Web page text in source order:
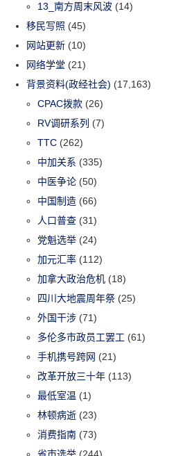
13_南方周末风波 (14)
移民写照 (45)
网站更新 (10)
网络学堂 (21)
背景资料(政经社会) (17,163)
CPAC拨款 (26)
RV调研系列 (7)
TTC (262)
中加关系 (335)
中医争论 (50)
中国制造 (66)
人口普查 (31)
党魁选举 (24)
加元汇率 (112)
加拿大政治危机 (18)
四川大地震周年祭 (25)
外国干涉 (71)
多伦多市政员工罢工 (61)
手机携号跨网 (21)
改革开放三十年 (113)
最低室温 (1)
林顿病逝 (23)
消费指南 (73)